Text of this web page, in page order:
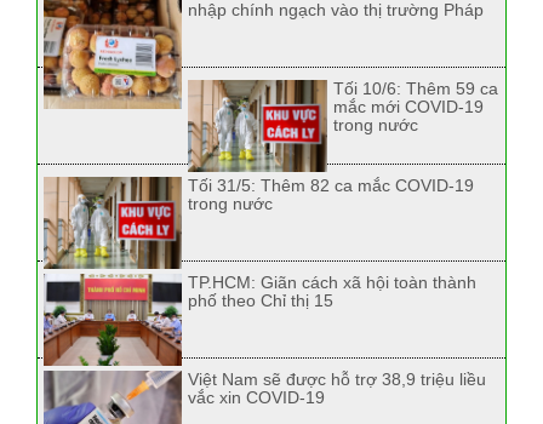
nhập chính ngạch vào thị trường Pháp
Tối 10/6: Thêm 59 ca
mắc mới COVID-19
trong nước
Tối 31/5: Thêm 82 ca mắc COVID-19
trong nước
TP.HCM: Giãn cách xã hội toàn thành
phố theo Chỉ thị 15
Việt Nam sẽ được hỗ trợ 38,9 triệu liều
vắc xin COVID-19